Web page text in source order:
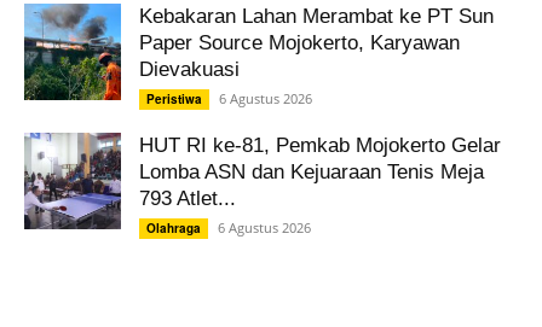
Kebakaran Lahan Merambat ke PT Sun
Paper Source Mojokerto, Karyawan
Dievakuasi
Peristiwa 6 Agustus 2026
HUT RI ke-81, Pemkab Mojokerto Gelar
Lomba ASN dan Kejuaraan Tenis Meja
793 Atlet...
Olahraga 6 Agustus 2026